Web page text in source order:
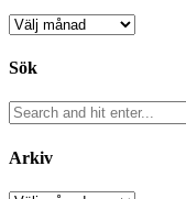
Arkiv
Sök
Arkiv